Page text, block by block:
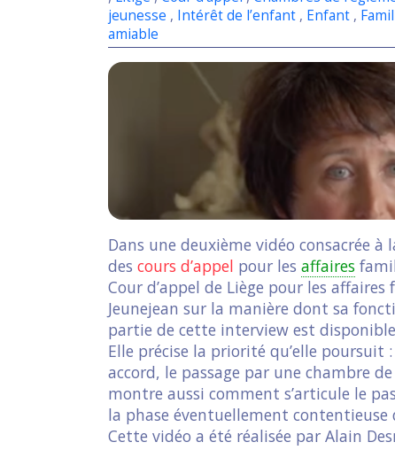
jeunesse , Intérêt de l’enfant , Enfant ,
amiable
Dans une deuxième vidéo consacrée à
des cours d’appel pour les affaires
Cour d’appel de Liège pour les
Jeunejean sur la manière dont sa
partie de cette interview est disponible
Elle précise la priorité qu’elle poursuit
accord, le passage par une chambre
montre aussi comment s’articule le
la phase éventuellement contentieuse
Cette vidéo a été réalisée par Alain